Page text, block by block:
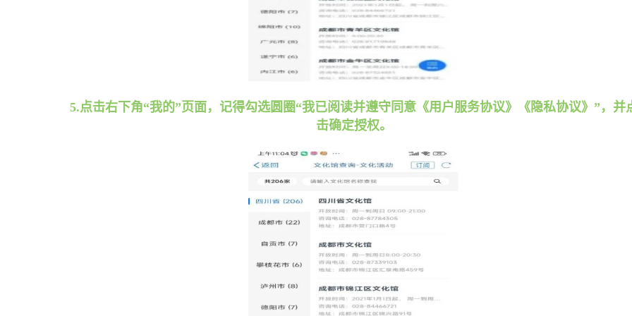
5.点击右下角“我的”页面，记得勾选圆圈“我已阅读并遵守同意《用户服务协议》《隐私协议》”，并
击确定授权。